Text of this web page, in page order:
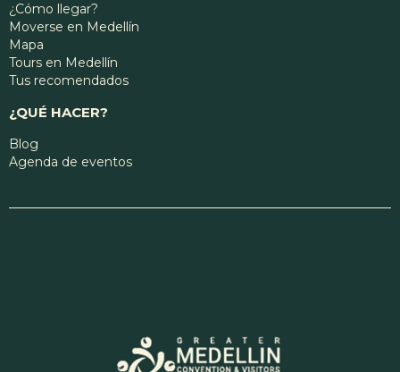
¿Cómo llegar?
Moverse en Medellín
Mapa
Tours en Medellín
Tus recomendados
¿QUÉ HACER?
Blog
Agenda de eventos